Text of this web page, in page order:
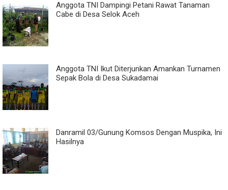
Anggota TNI Dampingi Petani Rawat Tanaman
Cabe di Desa Selok Aceh
Anggota TNI Ikut Diterjunkan Amankan Turnamen
Sepak Bola di Desa Sukadamai
Danramil 03/Gunung Komsos Dengan Muspika, Ini
Hasilnya